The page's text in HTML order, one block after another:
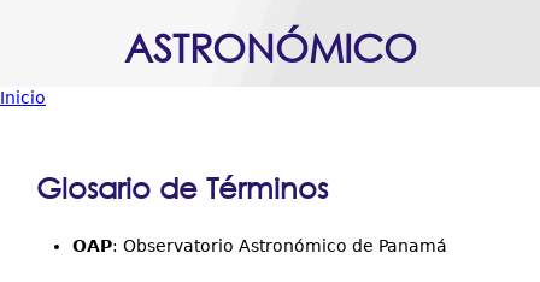
I+D+i
Observatorio Astronómico
Estaciones Espaciales
ASTRONÓMICO
está
Inicio
Glosario de Términos
OAP: Observatorio Astronómico de Panamá